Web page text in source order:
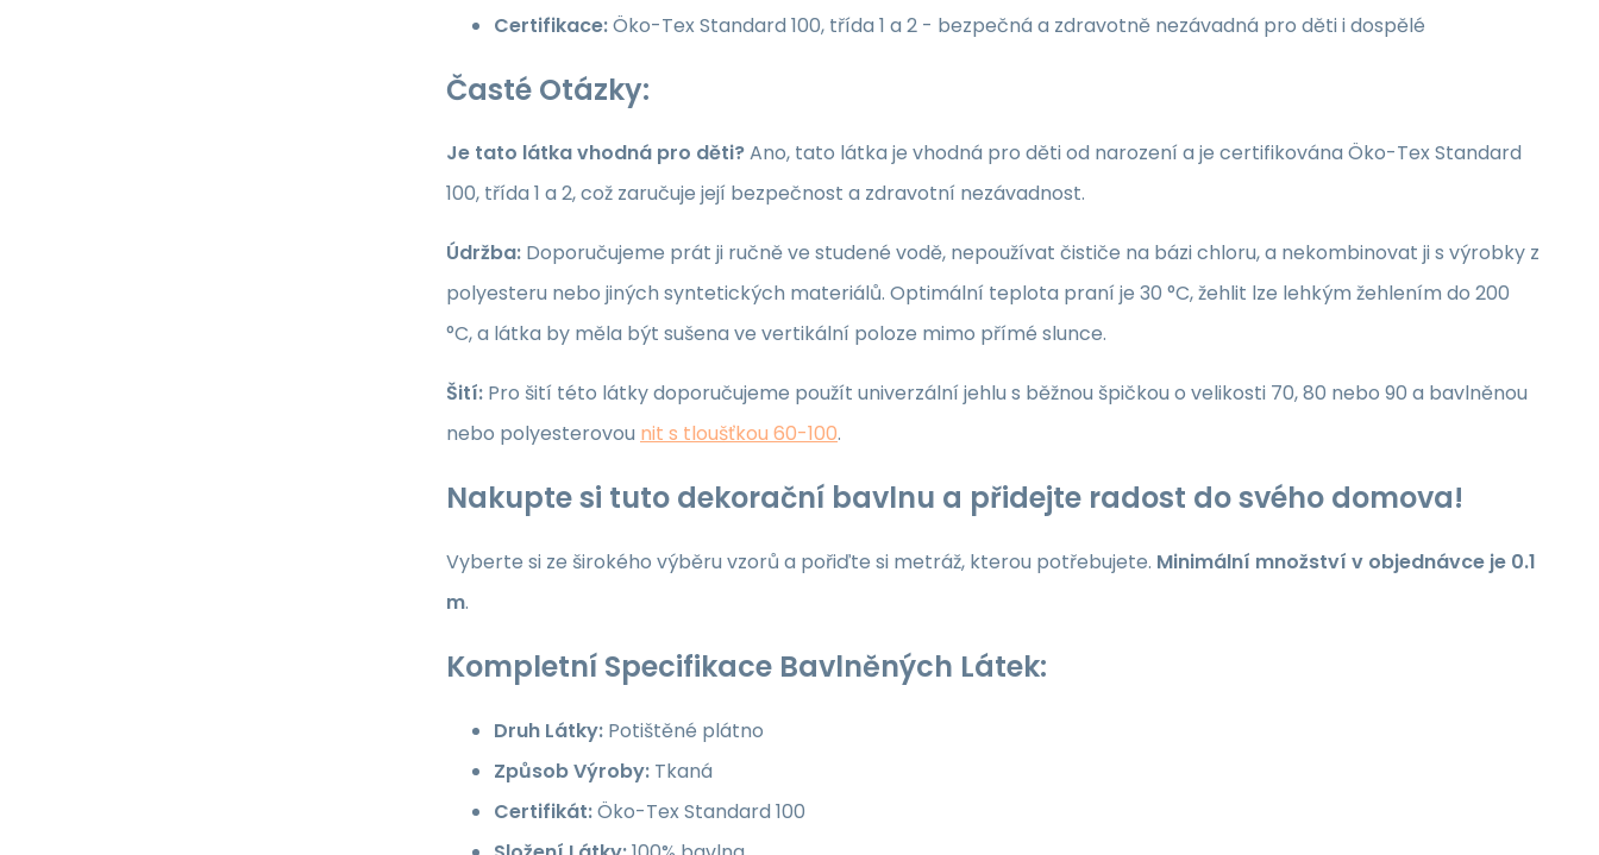
Certifikace:Öko-Tex Standard 100, třída 1 a 2 - bezpečná a zdravotně nezávadná pro děti i dospělé
Časté Otázky:
Je tato látka vhodná pro děti?Ano, tato látka je vhodná pro děti od narození a je certifikována Öko-Tex Standard
100, třída 1 a 2, což zaručuje její bezpečnost a zdravotní nezávadnost.
Údržba: Doporučujeme prát ji ručně ve studené vodě, nepoužívat čističe na bázi chloru, a nekombinovat ji s výrobky z
polyesteru nebo jiných syntetických materiálů. Optimální teplota praní je 30 °C, žehlit lze lehkým žehlením do 200
°C, a látka by měla být sušena ve vertikální poloze mimo přímé slunce.
Šití: Pro šití této látky doporučujeme použít univerzální jehlu s běžnou špičkou o velikosti 70, 80 nebo 90 a bavlněnou
nebo polyesterovou nit s tloušťkou 60-100.
Nakupte si tuto dekorační bavlnu a přidejte radost do svého domova!
Vyberte si ze širokého výběru vzorů a pořiďte si metráž, kterou potřebujete. Minimální množství v objednávce je 0.1
m.
Kompletní Specifikace Bavlněných Látek:
Druh Látky: Potištěné plátno
Způsob Výroby: Tkaná
Certifikát:Öko-Tex Standard 100